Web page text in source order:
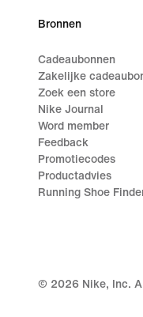
Bronnen
Cadeaubonnen
Zakelijke
Zoek een store
Nike Journal
Word member
Feedback
Promotiecodes
Productadvies
Running Shoe
© 2026 Nike, Inc.